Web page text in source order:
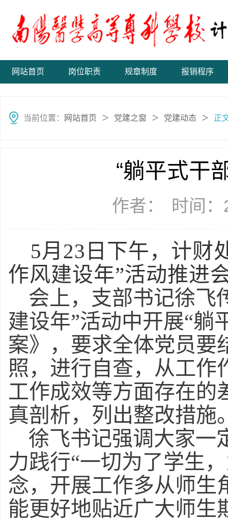
网站首页 岗位职责 规章制度 报销程序
当前位置： 网站首页 ＞ 党建之窗 ＞ 党建动态 ＞ 正
“躺平式干
作者： 时间
5月23日下午，计财
作风建设年”活动推进
会上，支部书记徐飞
建设年”活动中开展“躺
案》，要求全体党员要
照，进行自查，从工作
工作成效等方面存在的
真剖析，列出整改措施
徐飞书记强调大家一
力践行“一切为了学生
念，开展工作多从师生
能更好地贴近广大师生